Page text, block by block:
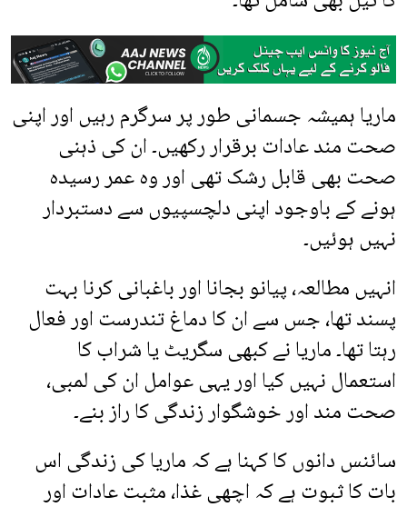
ماریا ہمیشہ جسمانی طور پر سرگرم رہیں اور اپنی
صحت مند عادات برقرار رکھیں۔ ان کی ذہنی
صحت بھی قابل رشک تھی اور وہ عمر رسیدہ
ہونے کے باوجود اپنی دلچسپیوں سے دستبردار
نہیں ہوئیں۔
انہیں مطالعہ، پیانو بجانا اور باغبانی کرنا بہت
پسند تھا، جس سے ان کا دماغ تندرست اور فعال
رہتا تھا۔ ماریا نے کبھی سگریٹ یا شراب کا
استعمال نہیں کیا اور یہی عوامل ان کی لمبی،
صحت مند اور خوشگوار زندگی کا راز بنے۔
سائنس دانوں کا کہنا ہے کہ ماریا کی زندگی اس
بات کا ثبوت ہے کہ اچھی غذا، مثبت عادات اور